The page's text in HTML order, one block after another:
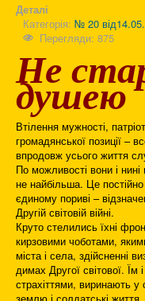
Деталі
Категорія: № 20
Перегляди: 875
Не
душею
Втілення мужності,
громадянської позиції –
впродовж усього життя
По можливості вони і
не найбільша. Це постійно
єдиному пориві –
Другій світовій війні.
Круто стелились їхні
кирзовими чоботами,
міста і села, здійсненні
димах Другої світової. Їм
страхіттями, виринають у